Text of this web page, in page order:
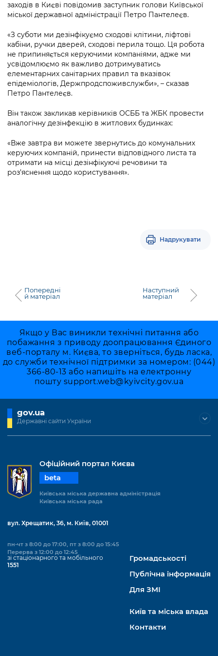
Підприємства, установи, організації
Річні звіти
Гендерна політика
Безбар'єрність
Портал Захисників та Захисниць
Безбар'єрність
Портал послуг
Міський застосунок Київ Цифровий
Важливе під час воєнного стану
Уряд» – місцевий рівень»
Про відкриті дані
Портал даних Києва
Публічні дашборди
заходів в Києві повідомив заступник голови Київської
міської державної адміністрації Петро Пантелеєв.
«З суботи ми дезінфікуємо сходові клітини, ліфтові
кабіни, ручки дверей, сходові перила тощо. Ця робота
не припиняється керуючими компаніями, адже ми
усвідомлюємо як важливо дотримуватись
елементарних санітарних правил та вказівок
епідеміологів, Держпродспоживслужби», – сказав
Петро Пантелеєв.
Він також закликав керівників ОСББ та ЖБК провести
аналогічну дезінфекцію в житлових будинках:
«Вже завтра ви можете звернутись до комунальних
керуючих компаній, принести відповідного листа та
отримати на місці дезінфікуючі речовини та
роз’яснення щодо користування».
Надрукувати
Попередні
й матеріал
Наступний
матеріал
Якщо у Вас виникли технічні питання або
побажання з приводу доопрацювання Єдиного
веб-порталу м. Києва, то зверніться, будь ласка,
до служби технічної підтримки за номером: (044)
366-80-13 або напишіть на електронну
пошту support.web@kyivcity.gov.ua
gov.ua
Державні сайти України
Офіційний портал Києва
beta
Київська міська державна адміністрація
Київська міська рада
вул. Хрещатик, 36, м. Київ, 01001
пн-чт з 8:00 до 17:00, пт з 8:00 до 15:45
Перерва з 12:00 до 12:45
зі стаціонарного та мобільного
1551
Громадськості
Публічна інформація
Для ЗМІ
Київ та міська влада
Контакти